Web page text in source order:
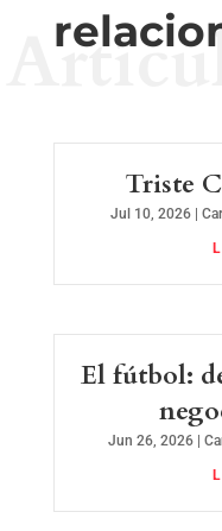
Triste
Jul 10, 2026|
El fútbol:
Jun 26, 2026|